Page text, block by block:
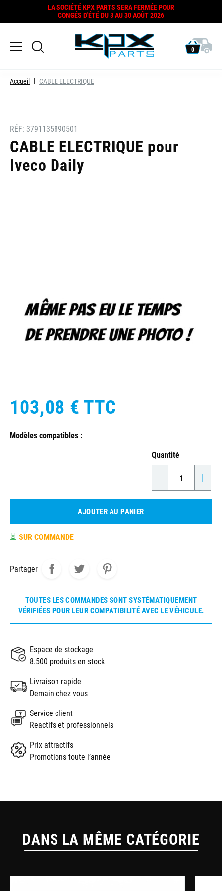
LA SOCIÉTÉ KPX PARTS SERA FERMÉE POUR
CONGÉS D'ÉTÉ DU 8 AU 30 AOÛT 2026
0
Accueil CABLE ELECTRIQUE
RÉF: 3791135890501
CABLE ELECTRIQUE pour
Iveco Daily
103,08 € TTC
Modèles compatibles :
Quantité
- +
AJOUTER AU PANIER
⏳ SUR COMMANDE
Partager
TOUTES LES COMMANDES SONT SYSTÉMATIQUEMENT
VÉRIFIÉES POUR LEUR COMPATIBILITÉ AVEC LE VÉHICULE.
Espace de stockage
8.500 produits en stock
Livraison rapide
Demain chez vous
Service client
Reactifs et professionnels
Prix attractifs
Promotions toute l’année
DANS LA MÊME CATÉGORIE